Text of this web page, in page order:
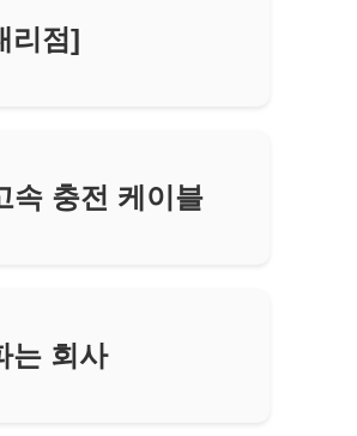
리점]
속 충전 케이블
는 회사